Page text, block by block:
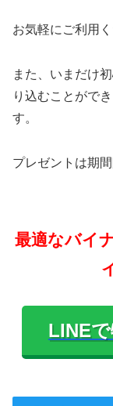
お気軽にご利用く
また、いまだけ
り込むことがで
す。
プレゼントは期
最適なバイ
LINE